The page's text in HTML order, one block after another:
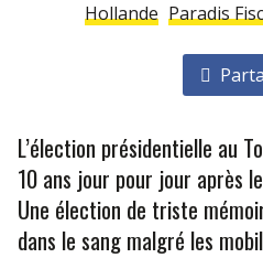
Hollande Paradis
L’élection présidentielle au
10 ans jour pour jour après
Une élection de triste
dans le sang malgré les